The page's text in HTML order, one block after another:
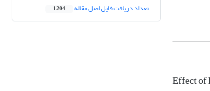
Effect of
تعداد دریافت فایل اصل مقاله 1,204